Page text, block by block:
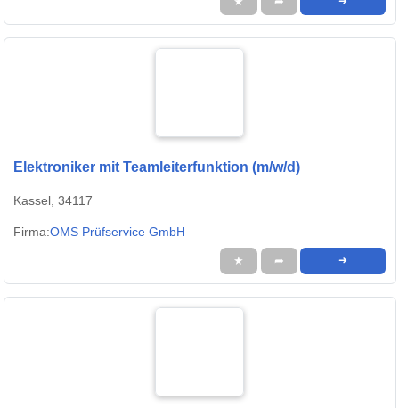
Elektroniker mit Teamleiterfunktion (m/w/d)
Kassel, 34117
Firma:OMS Prüfservice GmbH
★ ➦ ➜